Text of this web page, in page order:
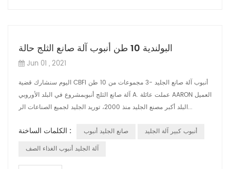
البولندية 10 طن أنبوب آلة صانع الثلج حالة
Jun 01 , 2021
اليوم سنشارك قضية CBFI أنبوب آلة صانع الجليد -3 مجموعات من 10 طن
آلة صانع الثلج أنبوبمشروع في البلد الأوروبي A. عملت عائلة AARON العميل
البلد أكبر مصنع الجليد منذ 2000، توريد الجليد لجميع الصناعات الر...
الكلمات الساخنة : صانع الجليد أنبوب
أنبوب كبير آلة الجليد
آلة الجليد أنبوب الغذاء الصف